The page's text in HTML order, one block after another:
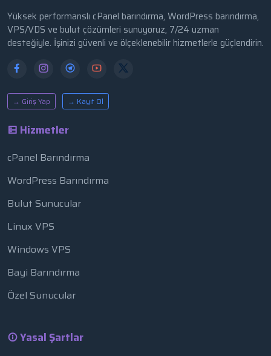
Yüksek performanslı cPanel barındırma, WordPress barındırma,
VPS/VDS ve bulut çözümleri sunuyoruz, 7/24 uzman
desteğiyle. İşinizi güvenli ve ölçeklenebilir hizmetlerle güçlendirin.
→ Giriş Yap → Kayıt Ol
Hizmetler
cPanel Barındırma
WordPress Barındırma
Bulut Sunucular
Linux VPS
Windows VPS
Bayi Barındırma
Özel Sunucular
Yasal Şartlar